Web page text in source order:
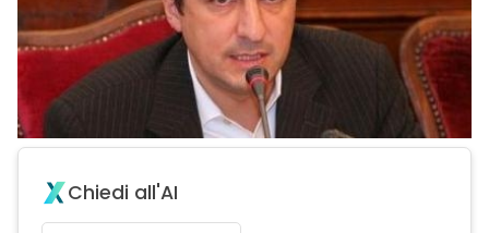
Chiedi all'AI